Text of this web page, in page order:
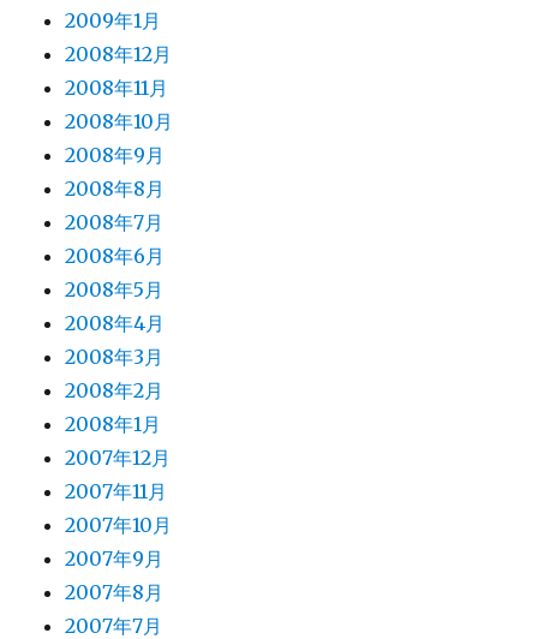
2009年1月
2008年12月
2008年11月
2008年10月
2008年9月
2008年8月
2008年7月
2008年6月
2008年5月
2008年4月
2008年3月
2008年2月
2008年1月
2007年12月
2007年11月
2007年10月
2007年9月
2007年8月
2007年7月